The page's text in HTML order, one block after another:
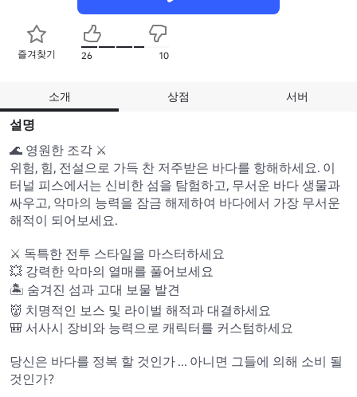
즐겨찾기 26 10
소개 상점 서버
설명
🌊 영원한 조각 ⚔️
위험, 힘, 전설으로 가득 찬 저주받은 바다를 항해하세요. 이
터널 피스에서는 신비한 섬을 탐험하고, 무서운 바다 생물과
싸우고, 악마의 능력을 잠금 해제하여 바다에서 가장 무서운
해적이 되어보세요.
⚔️ 독특한 전투 스타일을 마스터하세요
💥 강력한 악마의 열매를 풀어보세요
🏝️ 숨겨진 섬과 고대 보물 발견
👹 치명적인 보스 및 라이벌 해적과 대결하세요
🎒 서사시 장비와 능력으로 캐릭터를 커스텀하세요
당신은 바다를 정복 할 것인가 ... 아니면 그들에 의해 소비 될
것인가?